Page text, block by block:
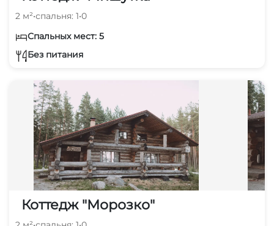
2 м²•спальня: 1•0
Спальных мест: 5
Без питания
Коттедж "Морозко"